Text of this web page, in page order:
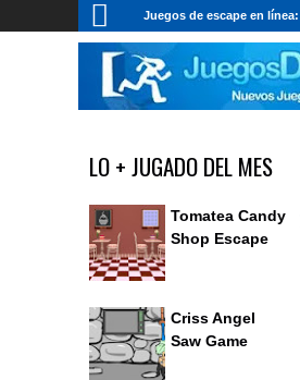
Juegos de escape en
LO + JUGADO DEL MES
Tomatea Candy
Shop Escape
Criss Angel
Saw Game